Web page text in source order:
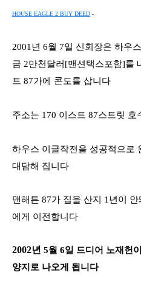
HOUSE EAGLE 2 BUY DEED -
2001 년 6월 7일 신회장은 하우
금 2만천달러 [맨션택스포함]를
트 87가에 콘도를 삽니다
주소는 170 이스트 87스트릿 호
하우스 이글작전을 성공적으로
대담해 집니다
맨해튼 87가 집을 산지 1 년이 안
에게 이전합니다
2002년 5월 6일 드디어 노재헌
양지로 나오게 됩니다